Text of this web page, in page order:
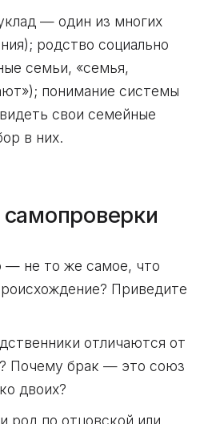
— один из многих
родство социально
семьи, «семья,
понимание системы
свои семейные
в них.
— не то же самое, что
Приведите
отличаются от
Почему брак — это союз
двоих?
род по отцовской или